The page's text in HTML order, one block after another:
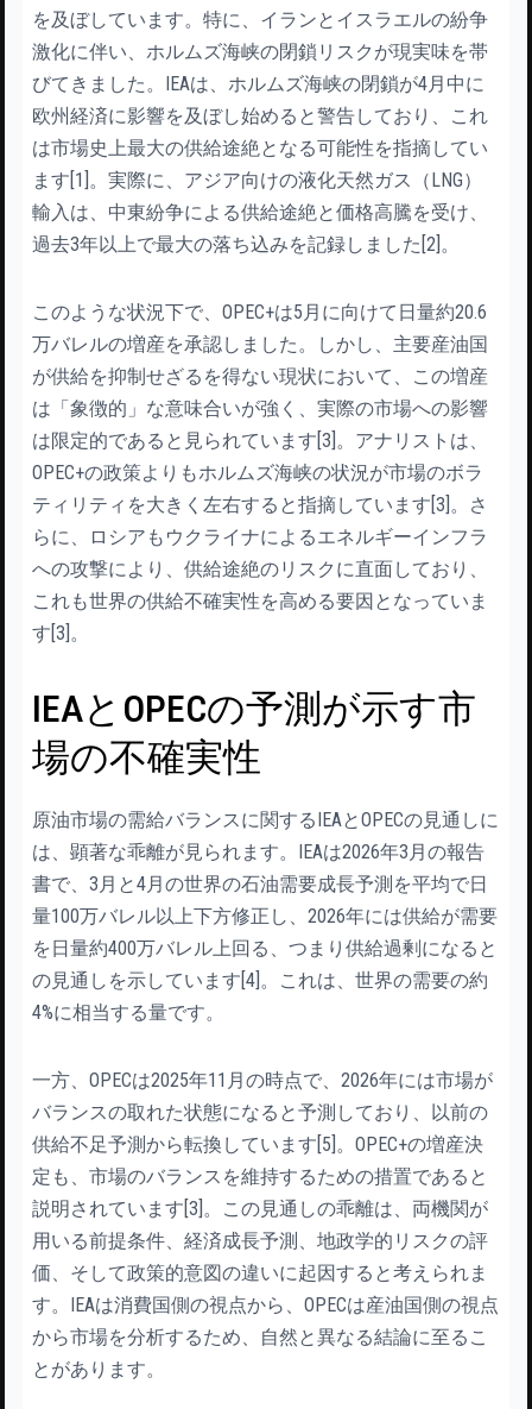
を及ぼしています。特に、イランとイスラエルの紛争
激化に伴い、ホルムズ海峡の閉鎖リスクが現実味を帯
びてきました。IEAは、ホルムズ海峡の閉鎖が4月中に
欧州経済に影響を及ぼし始めると警告しており、これ
は市場史上最大の供給途絶となる可能性を指摘してい
ます[1]。実際に、アジア向けの液化天然ガス（LNG）
輸入は、中東紛争による供給途絶と価格高騰を受け、
過去3年以上で最大の落ち込みを記録しました[2]。
このような状況下で、OPEC+は5月に向けて日量約20.6
万バレルの増産を承認しました。しかし、主要産油国
が供給を抑制せざるを得ない現状において、この増産
は「象徴的」な意味合いが強く、実際の市場への影響
は限定的であると見られています[3]。アナリストは、
OPEC+の政策よりもホルムズ海峡の状況が市場のボラ
ティリティを大きく左右すると指摘しています[3]。さ
らに、ロシアもウクライナによるエネルギーインフラ
への攻撃により、供給途絶のリスクに直面しており、
これも世界の供給不確実性を高める要因となっていま
す[3]。
IEAとOPECの予測が示す市
場の不確実性
原油市場の需給バランスに関するIEAとOPECの見通しに
は、顕著な乖離が見られます。IEAは2026年3月の報告
書で、3月と4月の世界の石油需要成長予測を平均で日
量100万バレル以上下方修正し、2026年には供給が需要
を日量約400万バレル上回る、つまり供給過剰になると
の見通しを示しています[4]。これは、世界の需要の約
4%に相当する量です。
一方、OPECは2025年11月の時点で、2026年には市場が
バランスの取れた状態になると予測しており、以前の
供給不足予測から転換しています[5]。OPEC+の増産決
定も、市場のバランスを維持するための措置であると
説明されています[3]。この見通しの乖離は、両機関が
用いる前提条件、経済成長予測、地政学的リスクの評
価、そして政策的意図の違いに起因すると考えられま
す。IEAは消費国側の視点から、OPECは産油国側の視点
から市場を分析するため、自然と異なる結論に至るこ
とがあります。